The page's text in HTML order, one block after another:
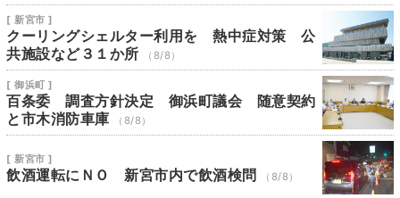
[ 新宮市 ]
クーリングシェルター利用を 熱中症対策 公
共施設など３１か所
（8/8）
[ 御浜町 ]
百条委 調査方針決定 御浜町議会 随意契約
と市木消防車庫
（8/8）
[ 新宮市 ]
飲酒運転にＮＯ 新宮市内で飲酒検問 （8/8）